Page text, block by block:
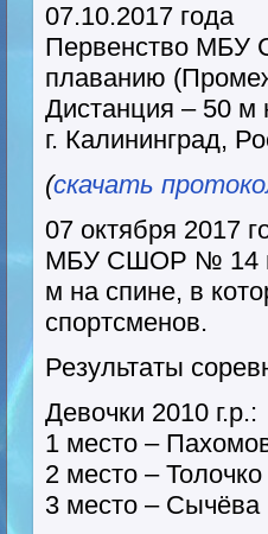
07.10.2017 года
Первенство
плаванию
Дистанция – 50 м
г. Калининград,
(скачать
07 октября 2017
МБУ СШОР № 14
м на спине, в
спортсменов.
Результаты
Девочки 2010 г.р.:
1 место –
2 место –
3 место – Сычёва